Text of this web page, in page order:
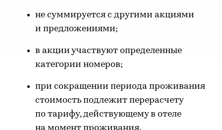
не суммируется с другими акциями
и предложениями;
в акции участвуют определенные
категории номеров;
при сокращении периода проживания
стоимость подлежит перерасчету
по тарифу, действующему в отеле